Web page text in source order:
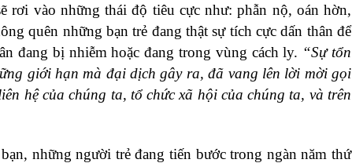
rơi vào những thái độ tiêu cực như: phẫn nộ, oán hờn,
quên những bạn trẻ đang thật sự tích cực dấn thân để
đang bị nhiễm hoặc đang trong vùng cách ly. “Sự tổn
giới hạn mà đại dịch gây ra, đã vang lên lời mời gọi
hệ của chúng ta, tổ chức xã hội của chúng ta, và trên
những người trẻ đang tiến bước trong ngàn năm thứ